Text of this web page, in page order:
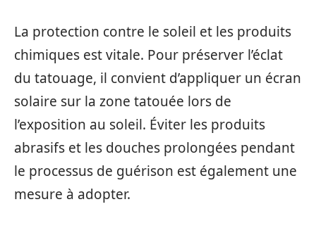
La protection contre le soleil et les produits
chimiques est vitale. Pour préserver l’éclat
du tatouage, il convient d’appliquer un écran
solaire sur la zone tatouée lors de
l’exposition au soleil. Éviter les produits
abrasifs et les douches prolongées pendant
le processus de guérison est également une
mesure à adopter.